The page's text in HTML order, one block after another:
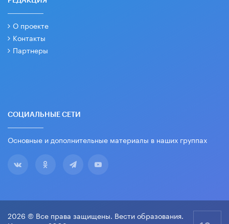
О проекте
Контакты
Партнеры
СОЦИАЛЬНЫЕ СЕТИ
Основные и дополнительные материалы в наших группах
2026 © Все права защищены. Вести образования.